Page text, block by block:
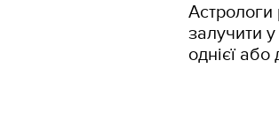
Астрологи
залучити
однієї